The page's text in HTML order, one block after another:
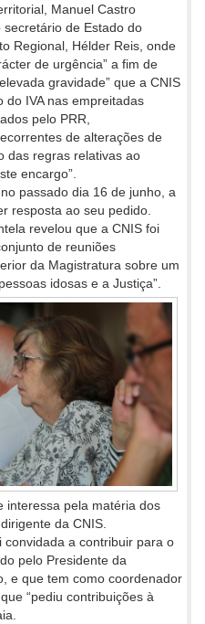
Manuel Castro
de Estado do
Regional, Hélder Reis, onde
de urgência” a fim de
gravidade” que a CNIS
do IVA nas empreitadas
pelo PRR,
de alterações de
das regras relativas ao
encargo”.
passado dia 16 de junho, a
resposta ao seu pedido.
revelou que a CNIS foi
de reuniões
da Magistratura sobre um
idosas e a Justiça”.
interessa pela matéria dos
da CNIS.
convidada a contribuir para o
pelo Presidente da
e que tem como coordenador
“pediu contribuições à